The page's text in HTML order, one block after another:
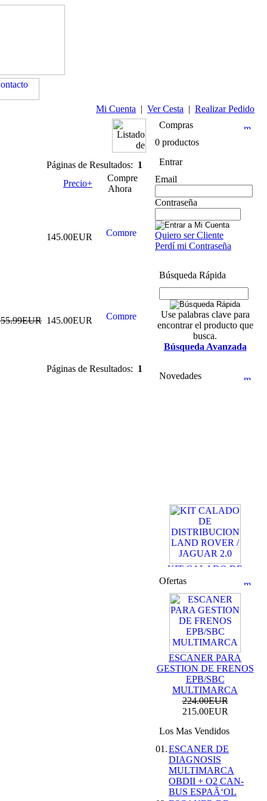
Mi Cuenta | Ver Cesta | Realizar Pedido
Páginas de Resultados: 1
Precio+
Compre
Ahora
145.00EUR
145.00EUR
Páginas de Resultados: 1
Compras
0 productos
Entrar
Email
Contraseña
Quiero ser Cliente
Perdí mi Contraseña
Búsqueda Rápida
Use palabras clave para
encontrar el producto que
busca.
Búsqueda Avanzada
Novedades
KIT CALADO DE
LAND ROVER /
JAGUAR 2.0
69.99EUR
59.99EUR
---------
KIT DE CALADO
FORD MOTORES
69.99EUR
---------
Ofertas
ESCANER PARA
GESTION DE FRENOS
EPB/SBC
MULTIMARCA
224.00EUR
215.00EUR
Los Mas Vendidos
01.ESCANER DE
DIAGNOSIS
MULTIMARCA
OBDII + O2 CAN-
BUS ESPAÃ‘OL